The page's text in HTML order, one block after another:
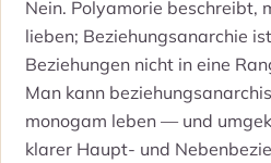
Nein. Polyamorie beschreibt,
lieben; Beziehungsanarchie
Beziehungen nicht in eine
Man kann
monogam leben — und
klarer Haupt- und